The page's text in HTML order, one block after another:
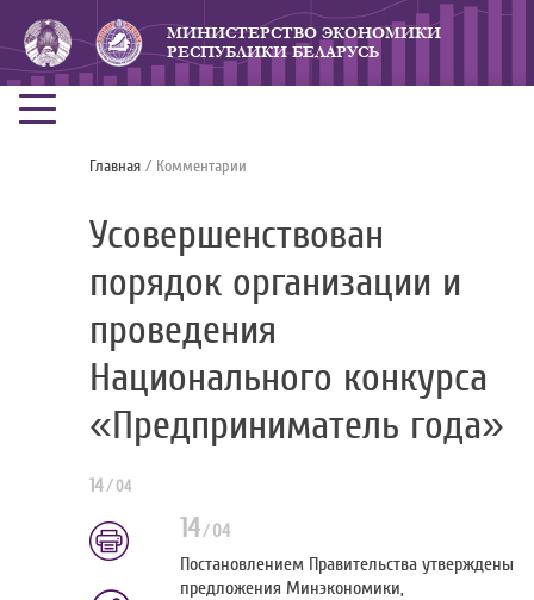
МИНИСТЕРСТВО ЭКОНОМИКИ
РЕСПУБЛИКИ БЕЛАРУСЬ
Главная / Комментарии
Усовершенствован
порядок организации и
проведения
Национального конкурса
«Предприниматель года»
14/ 04
14/04
Постановлением Правительства утверждены
предложения Минэкономики,